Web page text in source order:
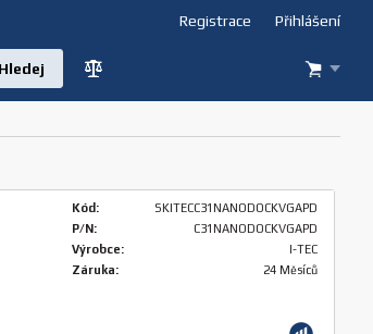
Přihlášení
Registrace
Kód:
SKITECC31NANODOCKVGAPD
P/N:
C31NANODOCKVGAPD
Výrobce:
I-TEC
Záruka:
24 Měsíců